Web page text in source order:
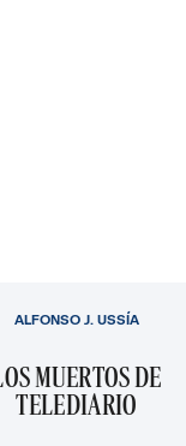
MUERTOS DE
TELEDIARIO
ALFONSO J. USSÍA